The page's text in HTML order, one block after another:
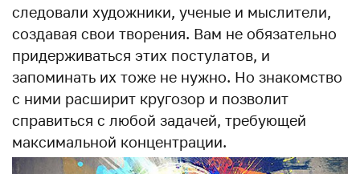
следовали художники, ученые и мыслители,
создавая свои творения. Вам не обязательно
придерживаться этих постулатов, и
запоминать их тоже не нужно. Но знакомство
с ними расширит кругозор и позволит
справиться с любой задачей, требующей
максимальной концентрации.